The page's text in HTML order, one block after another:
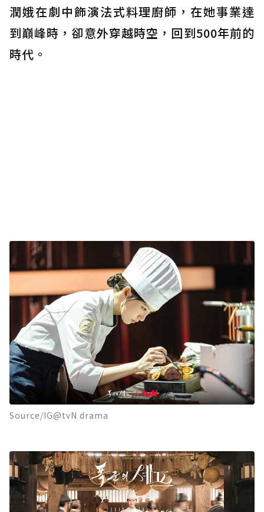
潤娥在劇中飾演法式料理廚師，在她事業達
到巔峰時，卻意外穿越時空，回到500年前的
時代。
Source/IG@tvN drama